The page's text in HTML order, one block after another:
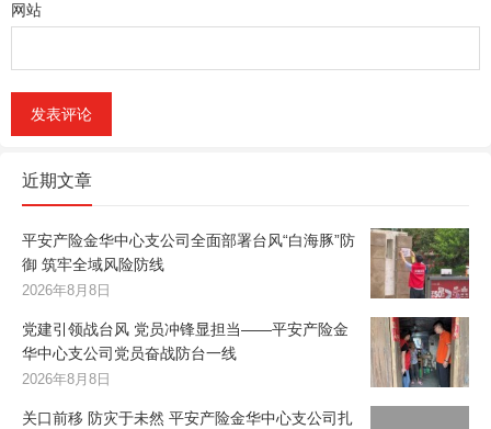
网站
近期文章
平安产险金华中心支公司全面部署台风“白海豚”防
御 筑牢全域风险防线
2026年8月8日
党建引领战台风 党员冲锋显担当——平安产险金
华中心支公司党员奋战防台一线
2026年8月8日
关口前移 防灾于未然 平安产险金华中心支公司扎